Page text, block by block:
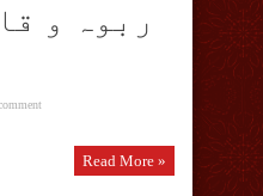
ربوہ و
Read More »